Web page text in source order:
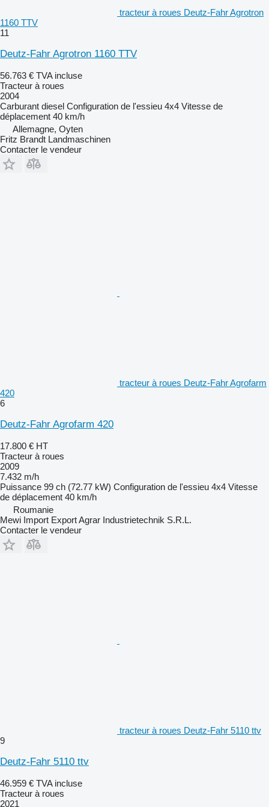
tracteur à roues Deutz-Fahr Agrotron
1160 TTV
11
Deutz-Fahr Agrotron 1160 TTV
56.763 € TVA incluse
Tracteur à roues
2004
Carburant diesel Configuration de l'essieu 4x4 Vitesse de
déplacement 40 km/h
Allemagne, Oyten
Fritz Brandt Landmaschinen
Contacter le vendeur
tracteur à roues Deutz-Fahr Agrofarm
420
6
Deutz-Fahr Agrofarm 420
17.800 € HT
Tracteur à roues
2009
7.432 m/h
Puissance 99 ch (72.77 kW) Configuration de l'essieu 4x4 Vitesse
de déplacement 40 km/h
Roumanie
Mewi Import Export Agrar Industrietechnik S.R.L.
Contacter le vendeur
tracteur à roues Deutz-Fahr 5110 ttv
9
Deutz-Fahr 5110 ttv
46.959 € TVA incluse
Tracteur à roues
2021